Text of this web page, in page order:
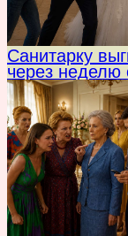
Санитарку
через неделю